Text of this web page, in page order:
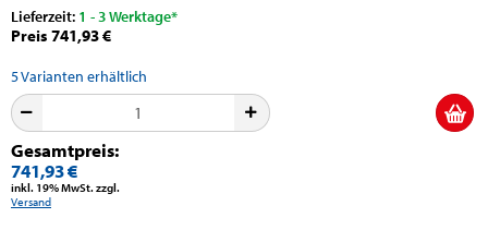
Lieferzeit: 1 - 3 Werktage*
Preis 741,93 €
5Varianten erhältlich
Gesamtpreis:
741,93 €
inkl. 19% MwSt. zzgl.
Versand